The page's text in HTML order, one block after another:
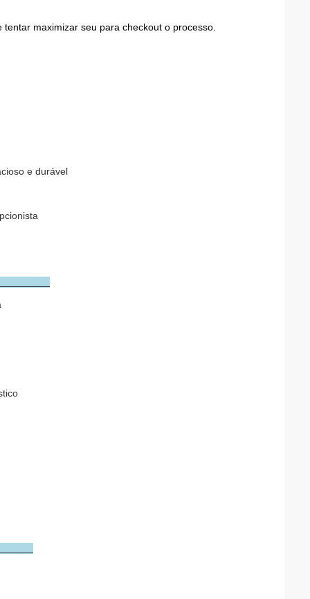
maximizar seu para checkout o processo.
e durável